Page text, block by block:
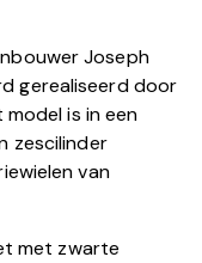
Joseph
gerealiseerd door
model is in een
zescilinder
van
met zwarte